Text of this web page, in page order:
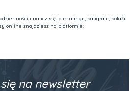
i naucz się journalingu, kaligrafii, kolażu
online znajdziesz na platformie:
na newsletter